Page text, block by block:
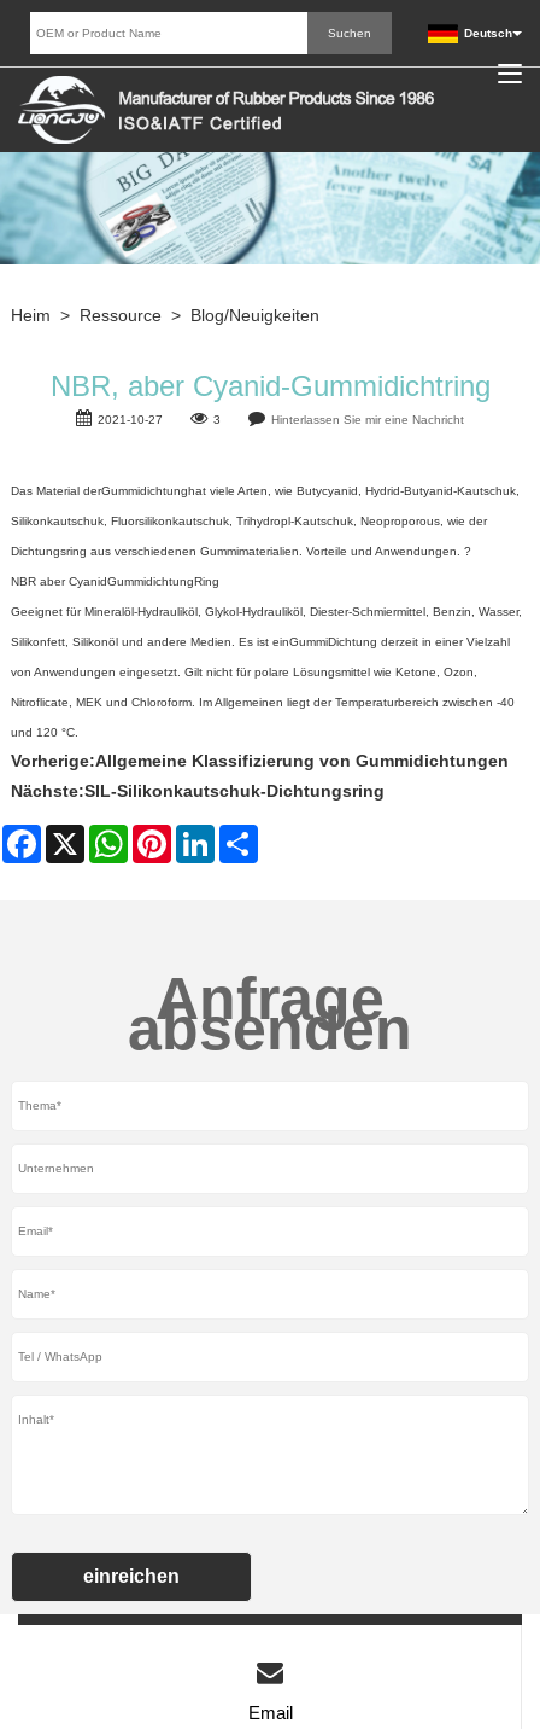
Deutsch
Heim > Ressource > Blog/Neuigkeiten
NBR, aber Cyanid-Gummidichtring
2021-10-27 3 Hinterlassen Sie mir eine Nachricht
Das Material derGummidichtunghat viele Arten, wie Butycyanid, Hydrid-Butyanid-Kautschuk,
Silikonkautschuk, Fluorsilikonkautschuk, Trihydropl-Kautschuk, Neoproporous, wie der
Dichtungsring aus verschiedenen Gummimaterialien. Vorteile und Anwendungen. ?
NBR aber CyanidGummidichtungRing
Geeignet für Mineralöl-Hydrauliköl, Glykol-Hydrauliköl, Diester-Schmiermittel, Benzin, Wasser,
Silikonfett, Silikonöl und andere Medien. Es ist einGummiDichtung derzeit in einer Vielzahl
von Anwendungen eingesetzt. Gilt nicht für polare Lösungsmittel wie Ketone, Ozon,
Nitroflicate, MEK und Chloroform. Im Allgemeinen liegt der Temperaturbereich zwischen -40
und 120 °C.
Vorherige:Allgemeine Klassifizierung von Gummidichtungen
Nächste:SIL-Silikonkautschuk-Dichtungsring
Facebook WhatsAppPinterest LinkedIn
Anfrage
absenden
einreichen
Email